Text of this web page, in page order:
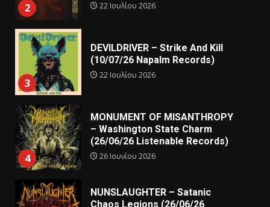
2 22 Ιουλίου 2026
3
DEVILDRIVER – Strike And Kill
(10/07/26 Napalm Records)
22 Ιουλίου 2026
4
MONUMENT OF MISANTHROPY
– Washington State Charm
(26/06/26 Listenable Records)
26 Ιουνίου 2026
NUNSLAUGHTER – Satanic
Chaos Legions (26/06/26